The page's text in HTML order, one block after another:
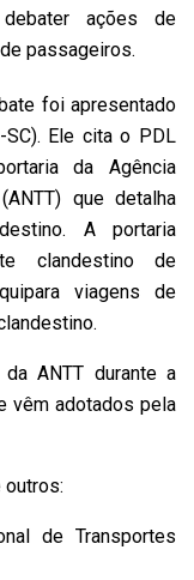
ações de
passageiros.
foi apresentado
. Ele cita o PDL
da Agência
que detalha
A portaria
clandestino de
viagens de
ANTT durante a
vêm adotados pela
outros:
de Transportes